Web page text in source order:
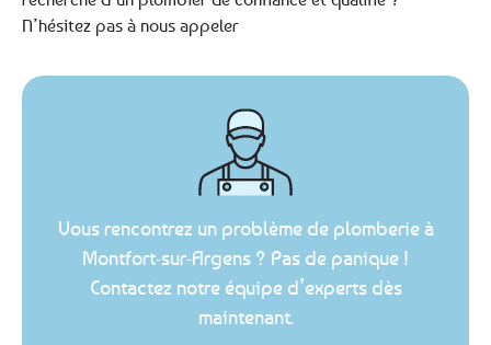
N’hésitez pas à nous appeler
Vous rencontrez un problème de plomberie à
Montfort-sur-Argens ? Pas de panique !
Contactez notre équipe d’experts dès
maintenant.